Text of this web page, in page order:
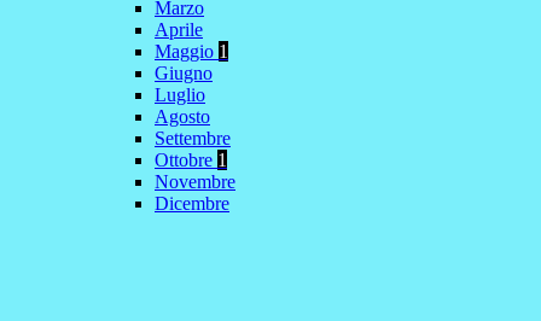
Marzo
Aprile
Maggio 1
Giugno
Luglio
Agosto
Settembre
Ottobre 1
Novembre
Dicembre